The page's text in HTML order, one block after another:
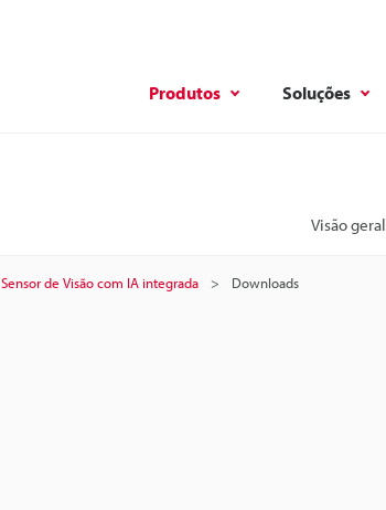
Produtos Soluções
Visão geral
Sensor de Visão com IA integrada Downloads